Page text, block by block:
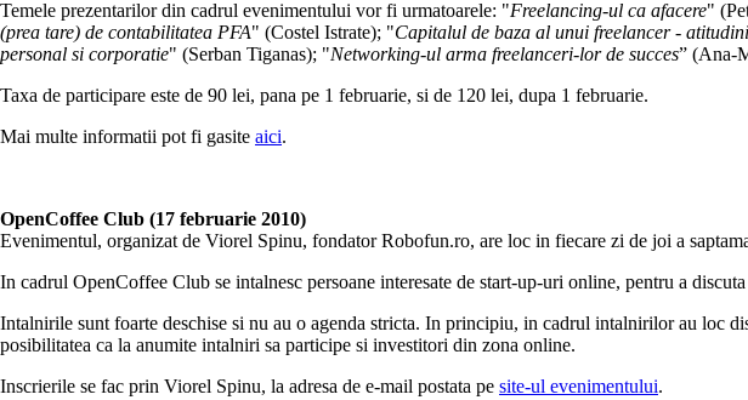
Temele prezentarilor din cadrul evenimentului vor fi urmatoarele: "Freelancing-ul ca afacere"
(prea tare) de contabilitatea PFA" (Costel Istrate); "Capitalul de baza al unui freelancer -
personal si corporatie" (Serban Tiganas); "Networking-ul arma freelanceri-lor de succes” (Ana-
Taxa de participare este de 90 lei, pana pe 1 februarie, si de 120 lei, dupa 1 februarie.
Mai multe informatii pot fi gasite aici.
OpenCoffee Club (17 februarie 2010)
Evenimentul, organizat de Viorel Spinu, fondator Robofun.ro, are loc in fiecare zi de joi a
In cadrul OpenCoffee Club se intalnesc persoane interesate de start-up-uri online, pentru a
Intalnirile sunt foarte deschise si nu au o agenda stricta. In principiu, in cadrul intalnirilor au loc
posibilitatea ca la anumite intalniri sa participe si investitori din zona online.
Inscrierile se fac prin Viorel Spinu, la adresa de e-mail postata pe site-ul evenimentului.